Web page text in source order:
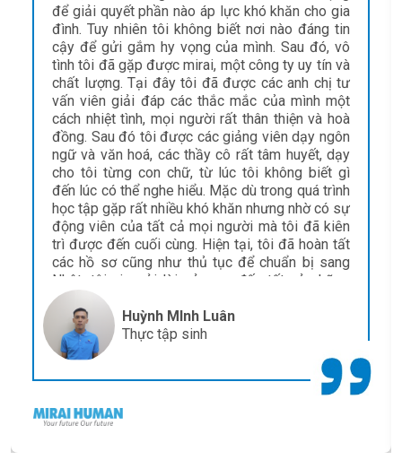
quan tâm và hổ trợ từ nơi khác thì đó sẽ là
nguồn động lực quý giá cho bạn vững bước hơn.
Từ những ngày đầu vừa bước chân vào Mirai,
tôi cảm thấy thật xa lạ và có cảm giác lo sợ. Tuy
nhiên, nhờ sự nhiệt tình của các anh chị tư vấn
viên cũng như sự ân cần của đội ngũ giảng viên
tôi đã cảm thấy tốt hơn. Đó là sự kiên nhẫn, ân
cần dạy từng con chữ. Chia sẽ những lo lắng khi
ngày đầu bước chân đến nơi xa lạ, chính những
điều đó đã tạo nên sự ấm áp cho tôi. Giờ đây,
tôi đã có công việc phù hợp, cuộc sống cũng
không còn bỡ ngỡ như ban đầu chính là nhờ vào
Mirai. Qua đây tôi xin gởi lời cảm ơn chân thành
nhất đến với Mirai, nơi đã giúp tôi tự tin và
trưởng thành như bây giờ.
Đặng Thị Yến Nhi
Điều dưỡng